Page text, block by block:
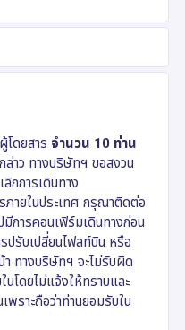
โดยสาร จำนวน 10 ท่าน
ล่าว ทางบริษัทฯ ขอสงวน
กการเดินทาง
ายในประเทศ กรุณาติดต่อ
การคอนเฟิร์มเดินทางก่อน
ปรับเปลี่ยนไฟลท์บิน หรือ
า ทางบริษัทฯ จะไม่รับผิด
โดยไม่แจ้งให้ทราบและ
พราะถือว่าท่านยอมรับใน